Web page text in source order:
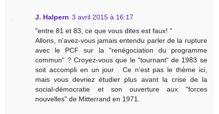
J. Halpern 3 avril 2015 à 16:17
"entre 81 et 83, ce que vous dites est faux! "
Allons, n'avez-vous jamais entendu parler de la rupture
avec le PCF sur la "renégociation du programme
commun" ? Croyez-vous que le "tournant" de 1983 se
soit accompli en un jour . Ce n'est pas le thème ici,
mais vous devriez étudier plus avant la crise de la
social-démocratie et son ouverture aux "forces
nouvelles" de Mitterrand en 1971.